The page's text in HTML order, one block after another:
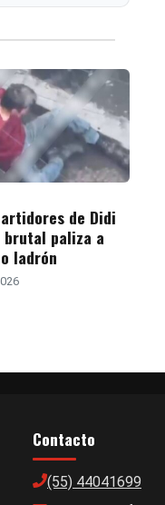
de Didi
brutal paliza a
ladrón
Contacto
(55) 44041699